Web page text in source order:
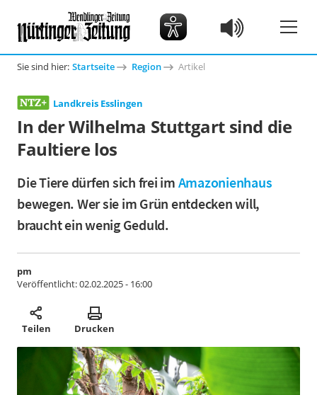
Sie sind hier: Startseite Region Artikel
Landkreis Esslingen
In der Wilhelma Stuttgart sind die
Faultiere los
Die Tiere dürfen sich frei im Amazonienhaus
bewegen. Wer sie im Grün entdecken will,
braucht ein wenig Geduld.
pm
Veröffentlicht:02.02.2025 - 16:00
Teilen Drucken